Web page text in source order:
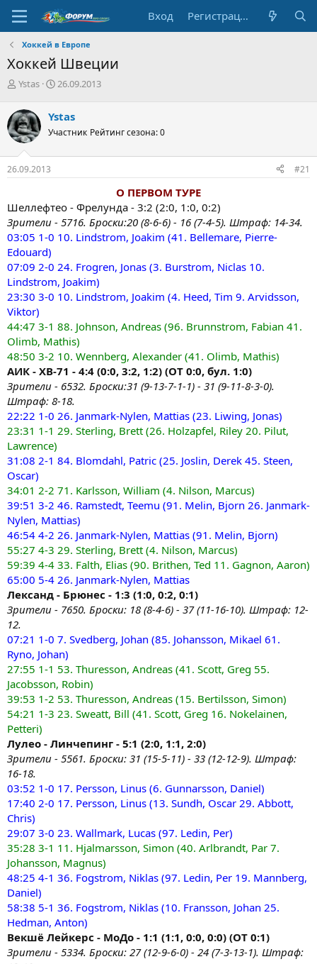
Вход Регистрация
Хоккей в Европе
Хоккей Швеции
А
т
о
р
т
е
м
Ystas
Д
а
н
ч
26.09.2013
Ystas
Участник Рейтинг сезона: 0
26.09.2013 #21
О ПЕРВОМ ТУРЕ
Шеллефтео - Фрелунда - 3:2 (2:0, 1:0, 0:2)
Зрители - 5716. Броски:20 (8-6-6) - 16 (7-4-5). Штраф: 14-34.
03:05 1-0 10. Lindstrom, Joakim (41. Bellemare, Pierre-
Edouard)
07:09 2-0 24. Frogren, Jonas (3. Burstrom, Niclas 10.
Lindstrom, Joakim)
23:30 3-0 10. Lindstrom, Joakim (4. Heed, Tim 9. Arvidsson,
Viktor)
44:47 3-1 88. Johnson, Andreas (96. Brunnstrom, Fabian 41.
Olimb, Mathis)
48:50 3-2 10. Wennberg, Alexander (41. Olimb, Mathis)
АИК - ХВ-71 - 4:4 (0:0, 3:2, 1:2) (ОТ 0:0, бул. 1:0)
Зрители - 6532. Броски:31 (9-13-7-1-1) - 31 (9-11-8-3-0).
Штраф: 8-18.
22:22 1-0 26. Janmark-Nylen, Mattias (23. Liwing, Jonas)
23:31 1-1 29. Sterling, Brett (26. Holzapfel, Riley 20. Pilut,
Lawrence)
31:08 2-1 84. Blomdahl, Patric (25. Joslin, Derek 45. Steen,
Oscar)
34:01 2-2 71. Karlsson, William (4. Nilson, Marcus)
39:51 3-2 46. Ramstedt, Teemu (91. Melin, Bjorn 26. Janmark-
Nylen, Mattias)
46:54 4-2 26. Janmark-Nylen, Mattias (91. Melin, Bjorn)
55:27 4-3 29. Sterling, Brett (4. Nilson, Marcus)
59:39 4-4 33. Falth, Elias (90. Brithen, Ted 11. Gagnon, Aaron)
65:00 5-4 26. Janmark-Nylen, Mattias
Лександ - Брюнес - 1:3 (1:0, 0:2, 0:1)
Зрители - 7650. Броски: 18 (8-4-6) - 37 (11-16-10). Штраф: 12-
12.
07:21 1-0 7. Svedberg, Johan (85. Johansson, Mikael 61.
Ryno, Johan)
27:55 1-1 53. Thuresson, Andreas (41. Scott, Greg 55.
Jacobsson, Robin)
39:53 1-2 53. Thuresson, Andreas (15. Bertilsson, Simon)
54:21 1-3 23. Sweatt, Bill (41. Scott, Greg 16. Nokelainen,
Petteri)
Лулео - Линчепинг - 5:1 (2:0, 1:1, 2:0)
Зрители - 5561. Броски: 31 (15-5-11) - 33 (12-12-9). Штраф:
16-18.
03:52 1-0 17. Persson, Linus (6. Gunnarsson, Daniel)
17:40 2-0 17. Persson, Linus (13. Sundh, Oscar 29. Abbott,
Chris)
29:07 3-0 23. Wallmark, Lucas (97. Ledin, Per)
35:28 3-1 11. Hjalmarsson, Simon (40. Arlbrandt, Par 7.
Johansson, Magnus)
48:25 4-1 36. Fogstrom, Niklas (97. Ledin, Per 19. Mannberg,
Daniel)
58:38 5-1 36. Fogstrom, Niklas (10. Fransson, Johan 25.
Hedman, Anton)
Векшё Лейкерс - МоДо - 1:1 (1:1, 0:0, 0:0) (ОТ 0:1)
Зрители - 5334. Броски: 27 (12-9-6-0) - 24 (7-3-13-1). Штраф: